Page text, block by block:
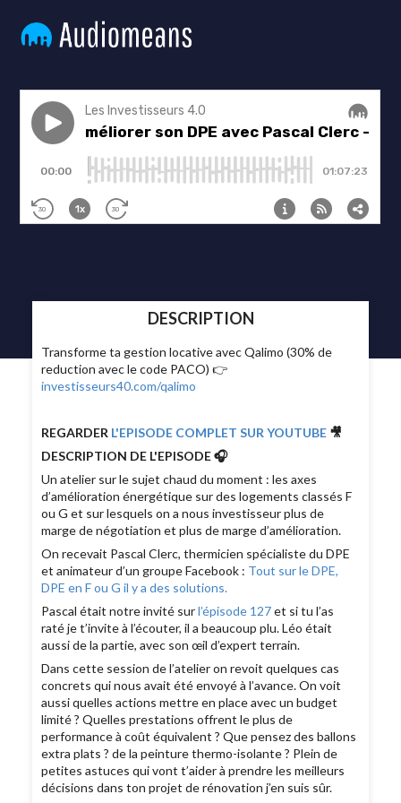
DESCRIPTION
Transforme ta gestion locative avec Qalimo (30% de
reduction avec le code PACO) 👉
investisseurs40.com/qalimo
REGARDER L'EPISODE COMPLET SUR YOUTUBE 🎥
DESCRIPTION DE L'EPISODE 🎧
Un atelier sur le sujet chaud du moment : les axes
d’amélioration énergétique sur des logements classés F
ou G et sur lesquels on a nous investisseur plus de
marge de négotiation et plus de marge d’amélioration.
On recevait Pascal Clerc, thermicien spécialiste du DPE
et animateur d’un groupe Facebook : Tout sur le DPE,
DPE en F ou G il y a des solutions.
Pascal était notre invité surl’épisode 127et si tu l’as
raté je t’invite à l’écouter, il a beaucoup plu. Léo était
aussi de la partie, avec son œil d’expert terrain.
Dans cette session de l’atelier on revoit quelques cas
concrets qui nous avait été envoyé à l’avance. On voit
aussi quelles actions mettre en place avec un budget
limité ? Quelles prestations offrent le plus de
performance à coût équivalent ? Que pensez des ballons
extra plats ? de la peinture thermo-isolante ? Plein de
petites astuces qui vont t’aider à prendre les meilleurs
décisions dans ton projet de rénovation j’en suis sûr.